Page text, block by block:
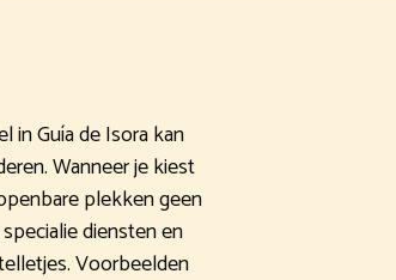
in Guía de Isora kan
Wanneer je kiest
plekken geen
diensten en
Voorbeelden